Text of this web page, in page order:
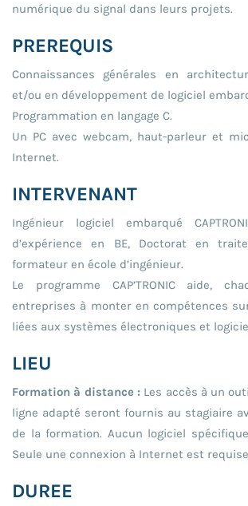
numérique du signal dans leurs projets.
PREREQUIS
Connaissances générales en
et/ou en développement de logiciel
Programmation en langage C.
Un PC avec webcam, haut-parleur et
Internet.
INTERVENANT
Ingénieur logiciel embarqué
d’expérience en BE, Doctorat en
formateur en école d’ingénieur.
Le programme CAP’TRONIC aide,
entreprises à monter en compétences
liées aux systèmes électroniques et
LIEU
Formation à distance :Les accès à un
ligne adapté seront fournis au stagiaire
de la formation. Aucun logiciel
Seule une connexion à Internet est requise
DUREE